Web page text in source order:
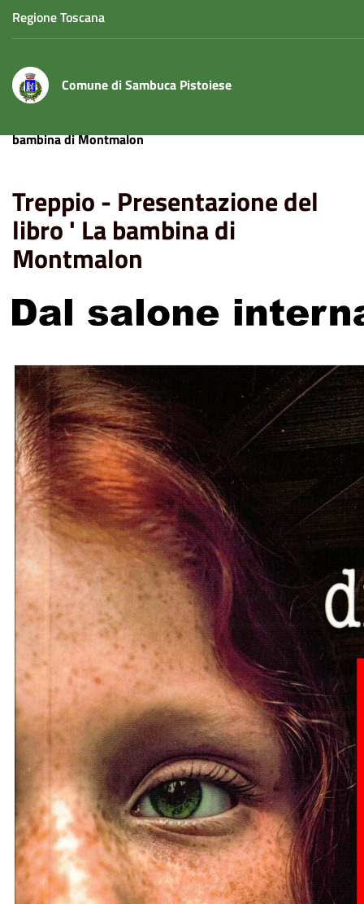
Regione Toscana
Comune di Sambuca Pistoiese
bambina di Montmalon
Treppio - Presentazione del
libro ' La bambina di
Montmalon